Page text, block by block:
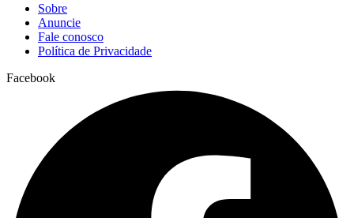
Sobre
Anuncie
Fale conosco
Política de Privacidade
Facebook